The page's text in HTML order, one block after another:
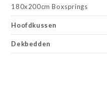
180x200cm Boxsprings
Hoofdkussen
Dekbedden